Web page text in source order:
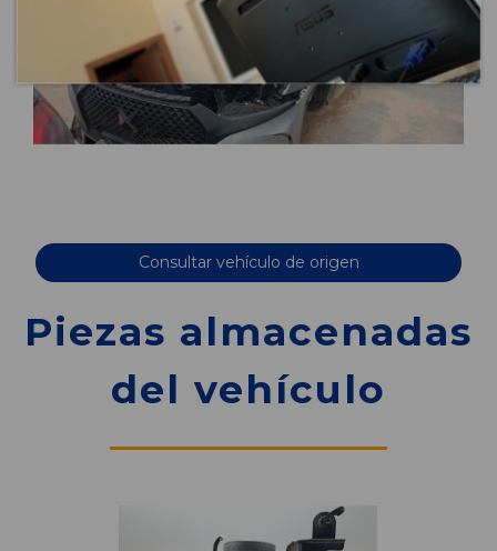
Consultar vehículo de origen
Piezas almacenadas
del vehículo